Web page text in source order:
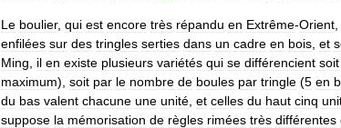
Le boulier, qui est encore très répandu en Extrême-Orient
enfilées sur des tringles serties dans un cadre en bois et
Ming
il en existe plusieurs variétés qui se différencient soit
maximum), soit par le nombre de boules par tringle (5 en
du bas valent chacune une unité et celles du haut cinq
suppose la mémorisation de règles rimées très différentes